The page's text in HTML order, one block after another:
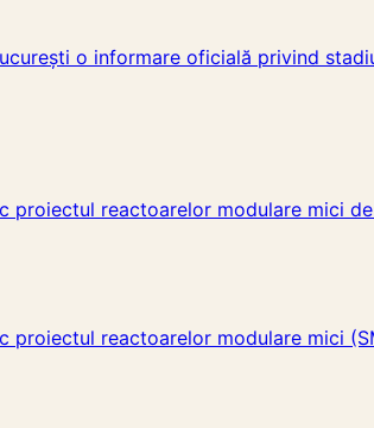
o informare oficială privind
proiectul reactoarelor modulare mici
proiectul reactoarelor modulare mici